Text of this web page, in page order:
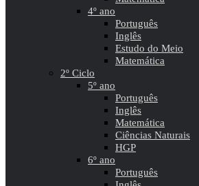
4º ano
Português
Inglês
Estudo do Meio
Matemática
2º Ciclo
5º ano
Português
Inglês
Matemática
Ciências Naturais
HGP
6º ano
Português